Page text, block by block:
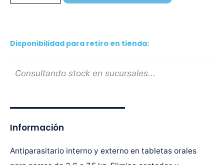
Disponibilidad para retiro en tienda:
Consultando stock en sucursales...
Información
Antiparasitario interno y externo en tabletas orales